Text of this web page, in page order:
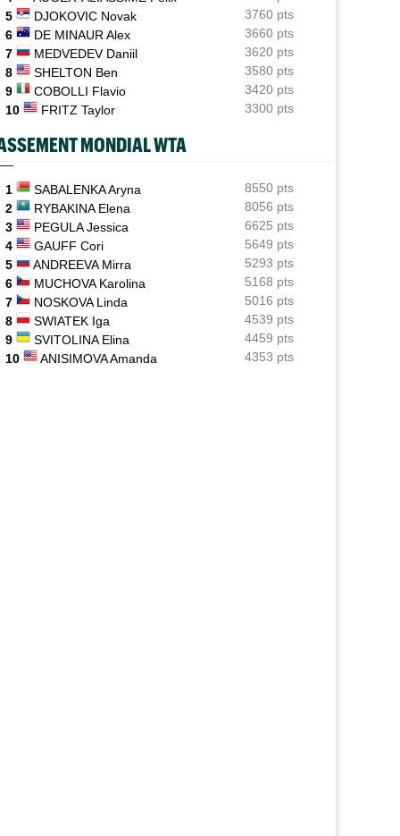
Auger-Aliassime : "Les forfaits ? L’une des
propositions..."
05/08
ATP - Montréal
Arthur Fils lâche un set mais s'en sort pour son "retour"
05/08
Exhibition
Le Six Kings Slam sera de retour en octobre... mais
avec qui ?
Tennis Actu
Abonnement 9,99€ et pour 1 an, Tennis Actu sans pub
et sans pop up !
ATP - Montréal
Arthur Fils : "C'est un peu mon vrai retour"
5
DJOKOVIC Novak
3760 pts
6
DE MINAUR Alex
3660 pts
7
MEDVEDEV Daniil
3620 pts
8
SHELTON Ben
3580 pts
9
COBOLLI Flavio
3420 pts
10
FRITZ Taylor 3300 pts
MONDIAL WTA
1 SABALENKA Aryna
8550 pts
2
RYBAKINA Elena
8056 pts
3
PEGULA Jessica
6625 pts
4
GAUFF Cori
5649 pts
5
ANDREEVA Mirra
5293 pts
6
MUCHOVA Karolina
5168 pts
7
NOSKOVA Linda
5016 pts
8
SWIATEK Iga
4539 pts
9
SVITOLINA Elina
4459 pts
10
ANISIMOVA Amanda 4353 pts